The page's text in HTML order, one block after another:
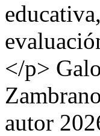
</p>
autor